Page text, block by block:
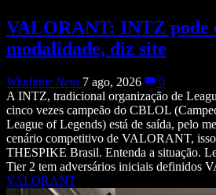
VALORANT: INTZ pode
modalidade, diz site
Wladimir Neto 7 ago, 2026
0
A INTZ, tradicional organização de
cinco vezes campeão do CBLOL
League of Legends) está de saída, pelo
cenário competitivo de VALORANT,
THESPIKE Brasil. Entenda a situação.
Tier 2 tem adversários iniciais
VALORANT